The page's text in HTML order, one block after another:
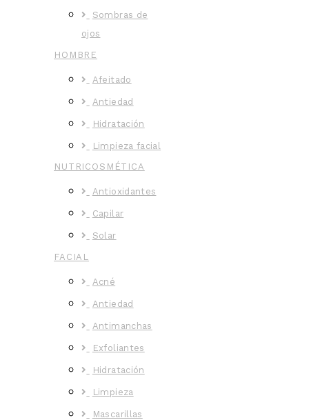
Sombras de
ojos
HOMBRE
Afeitado
Antiedad
Hidratación
Limpieza facial
NUTRICOSMÉTICA
Antioxidantes
Capilar
Solar
FACIAL
Acné
Antiedad
Antimanchas
Exfoliantes
Hidratación
Limpieza
Mascarillas